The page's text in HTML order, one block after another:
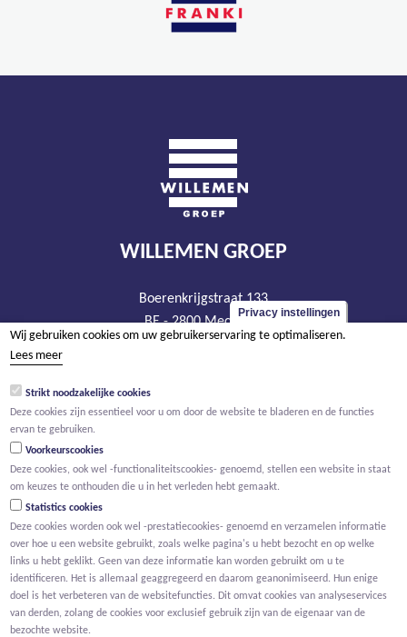
WILLEMEN GROEP
Boerenkrijgstraat 133
BE - 2800 Mechelen
tel +32 15 569 965
BTW BE 0466.256.432
Privacy instellingen
Wij gebruiken cookies om uw gebruikerservaring te optimaliseren.
Lees meer
Strikt noodzakelijke cookies
Deze cookies zijn essentieel voor u om door de website te bladeren en de functies
ervan te gebruiken.
Voorkeurscookies
Deze cookies, ook wel -functionaliteitscookies- genoemd, stellen een website in staat
om keuzes te onthouden die u in het verleden hebt gemaakt.
Statistics cookies
Deze cookies worden ook wel -prestatiecookies- genoemd en verzamelen informatie
over hoe u een website gebruikt, zoals welke pagina's u hebt bezocht en op welke
links u hebt geklikt. Geen van deze informatie kan worden gebruikt om u te
identificeren. Het is allemaal geaggregeerd en daarom geanonimiseerd. Hun enige
doel is het verbeteren van de websitefuncties. Dit omvat cookies van analyseservices
van derden, zolang de cookies voor exclusief gebruik zijn van de eigenaar van de
bezochte website.